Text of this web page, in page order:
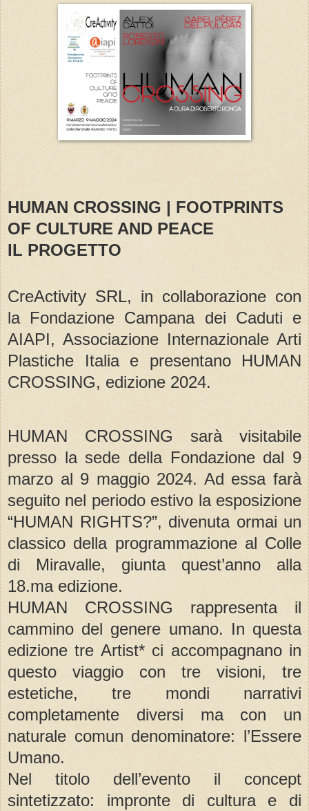
HUMAN CROSSING | FOOTPRINTS
OF CULTURE AND PEACE
IL PROGETTO
CreActivity SRL, in collaborazione con
la Fondazione Campana dei Caduti e
AIAPI, Associazione Internazionale Arti
Plastiche Italia e presentano HUMAN
CROSSING, edizione 2024.
HUMAN CROSSING sarà visitabile
presso la sede della Fondazione dal 9
marzo al 9 maggio 2024. Ad essa farà
seguito nel periodo estivo la esposizione
“HUMAN RIGHTS?”, divenuta ormai un
classico della programmazione al Colle
di Miravalle, giunta quest’anno alla
18.ma edizione.
HUMAN CROSSING rappresenta il
cammino del genere umano. In questa
edizione tre Artist* ci accompagnano in
questo viaggio con tre visioni, tre
estetiche, tre mondi narrativi
completamente diversi ma con un
naturale comun denominatore: l’Essere
Umano.
Nel titolo dell’evento il concept
sintetizzato: impronte di cultura e di